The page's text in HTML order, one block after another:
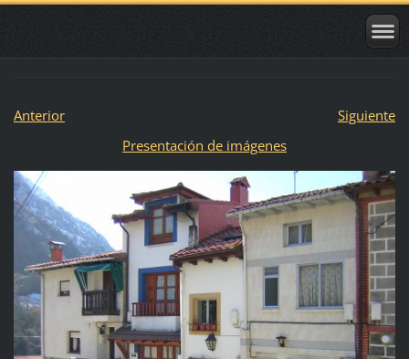
Anterior
Siguiente
Presentación de imágenes